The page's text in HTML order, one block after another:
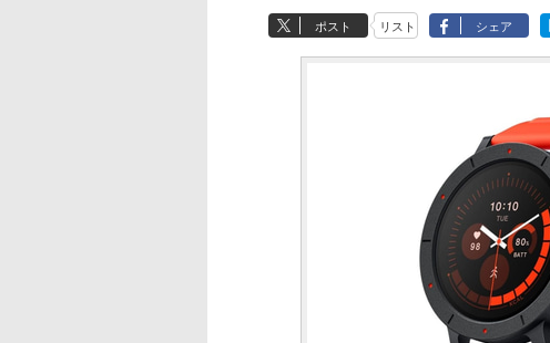
ポスト リスト シェア